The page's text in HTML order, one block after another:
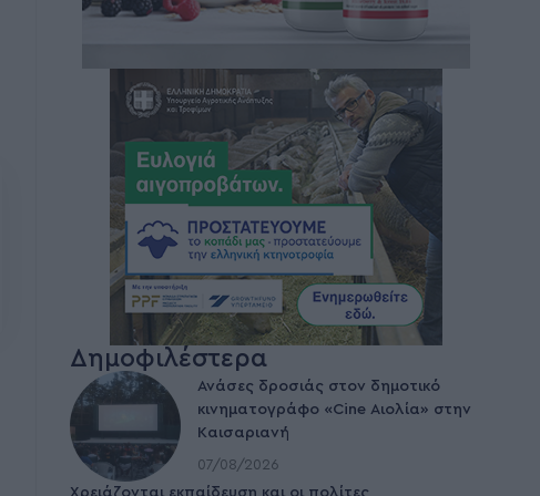
Δημοφιλέστερα
Ανάσες δροσιάς στον δημοτικό
κινηματογράφο «Cine Αιολία» στην
Καισαριανή
07/08/2026
Χρειάζονται εκπαίδευση και οι πολίτες